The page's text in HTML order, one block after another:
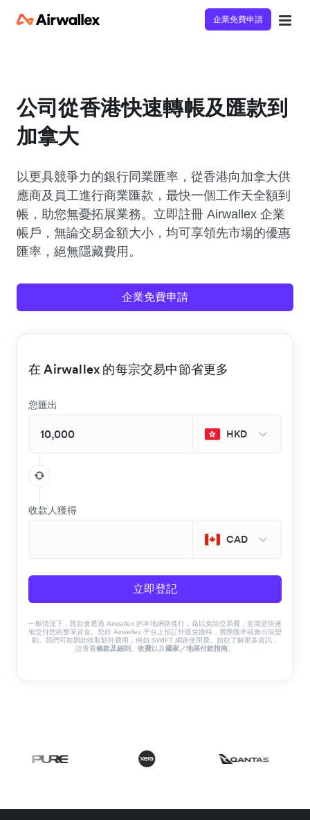
企業免費申請
公司從香港快速轉帳及匯款到
加拿大
以更具競爭力的銀行同業匯率，從香港向加拿大供
應商及員工進行商業匯款，最快一個工作天全額到
帳，助您無憂拓展業務。立即註冊 Airwallex 企業
帳戶，無論交易金額大小，均可享領先市場的優惠
匯率，絕無隱藏費用。
企業免費申請
在 Airwallex 的每宗交易中節省更多
您匯出
HKD
收款人獲得
CAD
立即登記
一般情況下，匯款會透過 Airwallex 的本地網路進行，藉以免除交易費，並能更快速
地交付您的整筆資金。您於 Airwallex 平台上預訂外匯兌換時，實際匯率或會出現變
動。我們可能因此收取額外費用，例如 SWIFT 網路使用費。如欲了解更多資訊，
請查看條款及細則 收費以及 國家／地區付款指南